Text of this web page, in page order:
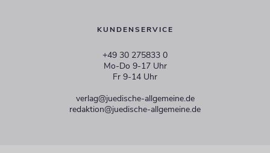
KUNDENSERVICE
+49 30 275833 0
Mo-Do 9-17 Uhr
Fr 9-14 Uhr
verlag@juedische-allgemeine.de
redaktion@juedische-allgemeine.de